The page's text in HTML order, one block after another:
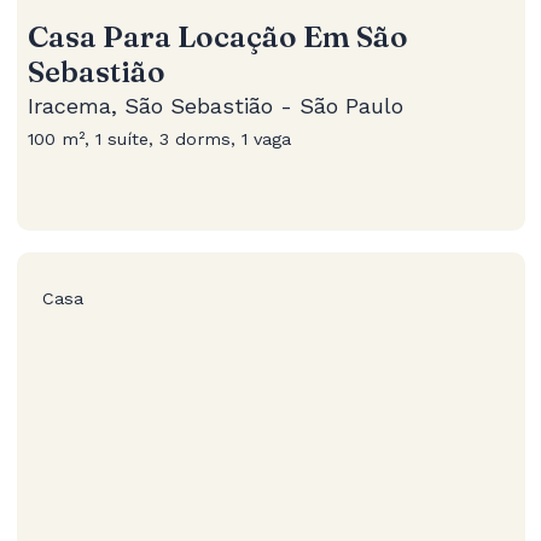
Casa Para Locação Em São
Sebastião
Iracema, São Sebastião - São Paulo
100 m², 1 suíte, 3 dorms, 1 vaga
Casa